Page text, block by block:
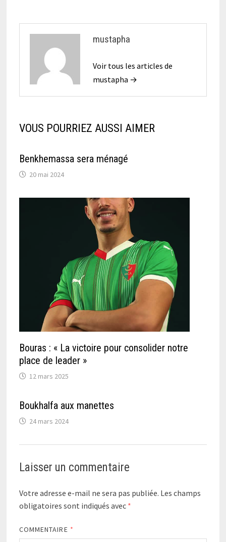
mustapha
Voir tous les articles de
mustapha →
VOUS POURRIEZ AUSSI AIMER
Benkhemassa sera ménagé
20 mai 2024
Bouras : « La victoire pour consolider notre
place de leader »
12 mars 2025
Boukhalfa aux manettes
24 mars 2024
Laisser un commentaire
Votre adresse e-mail ne sera pas publiée. Les champs
obligatoires sont indiqués avec *
COMMENTAIRE *